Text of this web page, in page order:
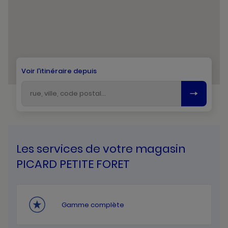
Voir l'itinéraire depuis
Les services de votre magasin
PICARD PETITE FORET
Gamme complète